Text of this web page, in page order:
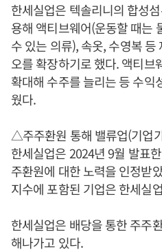
한세실업은 텍솔리니의 합성
용해 액티브웨어(운동할 때는
수 있는 의류), 속옷, 수영복
오를 확장하기로 했다. 액티브
확대해 수주를 늘리는 등 수익
웠다.
△주주환원 통해 밸류업(기업
한세실업은 2024년 9월 발표
주환원에 대한 노력을 인정받
지수에 포함된 기업은 한세실
한세실업은 배당을 통한 주주
해나가고 있다.